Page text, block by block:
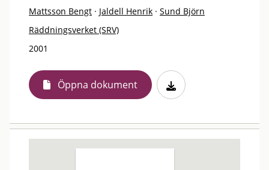
Mattsson Bengt · Jaldell Henrik · Sund Björn
Räddningsverket (SRV)
2001
Öppna dokument